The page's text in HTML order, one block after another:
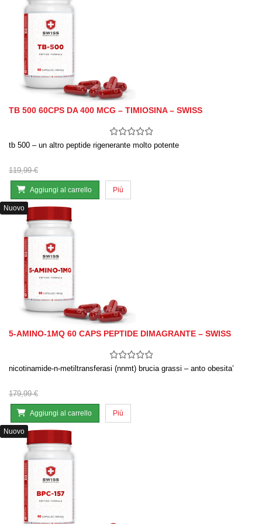
TB 500 60CPS DA 400 MCG – TIMIOSINA – SWISS
tb 500 – un altro peptide rigenerante molto potente
119,99 €
Aggiungi al carrello Più
Nuovo
5-AMINO-1MQ 60 CAPS PEPTIDE DIMAGRANTE – SWISS
nicotinamide-n-metiltransferasi (nnmt) brucia grassi – anto obesita’
179,99 €
Aggiungi al carrello Più
Nuovo